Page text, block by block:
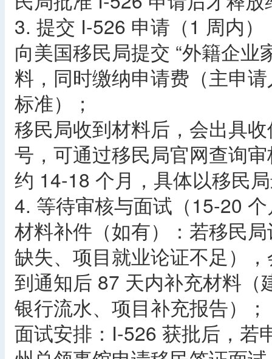
3. 提交 I-526 申请（1 周内）
向美国移民局提交 “外籍企
料，同时缴纳申请费（主申
标准）；
移民局收到材料后，会出具
号，可通过移民局官网查询
约 14-18 个月，具体以移民
4. 等待审核与面试（15-20
材料补件（如有）：若移民
缺失、项目就业论证不足）
到通知后 87 天内补充材料（
银行流水、项目补充报告）；
面试安排：I-526 获批后，若